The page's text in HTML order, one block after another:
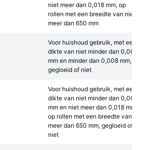
niet meer dan 0,018 mm, op
rollen met een breedte van niet
meer dan 650 mm
Voor huishoud gebruik, met een
dikte van niet minder dan 0,007
mm en minder dan 0,008 mm,
gegloeid of niet
Voor huishoud gebruik, met een
dikte van niet minder dan 0,008
mm en niet meer dan 0,018 mm,
op rollen met een breedte van
meer dan 650 mm, gegloeid of
niet